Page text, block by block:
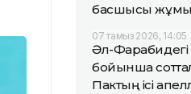
басшысы
07 тамыз 2026, 14:05
Әл-
бойынша
Пактың ісі